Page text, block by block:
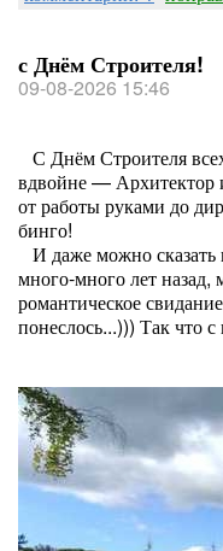
с Днём Строителя!
09-08-2026 15:46
С Днём Строителя
вдвойне — Архитектор
от работы руками до
бинго!
И даже можно сказать
много-много лет
романтическое
понеслось...))) Так что